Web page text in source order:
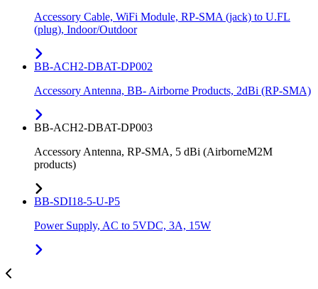
Accessory Cable, WiFi Module, RP-SMA (jack) to U.FL
(plug), Indoor/Outdoor
BB-ACH2-DBAT-DP002
Accessory Antenna, BB- Airborne Products, 2dBi (RP-SMA)
BB-ACH2-DBAT-DP003
Accessory Antenna, RP-SMA, 5 dBi (AirborneM2M
products)
BB-SDI18-5-U-P5
Power Supply, AC to 5VDC, 3A, 15W